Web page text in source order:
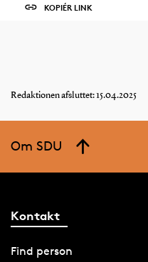
KOPIÉR LINK
Redaktionen afsluttet: 15.04.2025
Om SDU
Kontakt
Find person